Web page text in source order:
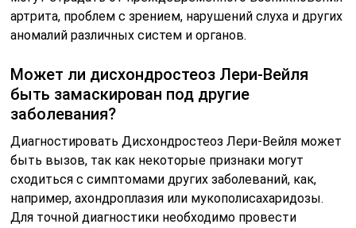
артрита, проблем с зрением, нарушений слуха и других
аномалий различных систем и органов.
Может ли дисхондростеоз Лери-Вейля
быть замаскирован под другие
заболевания?
Диагностировать Дисхондростеоз Лери-Вейля может
быть вызов, так как некоторые признаки могут
сходиться с симптомами других заболеваний, как,
например, ахондроплазия или мукополисахаридозы.
Для точной диагностики необходимо провести